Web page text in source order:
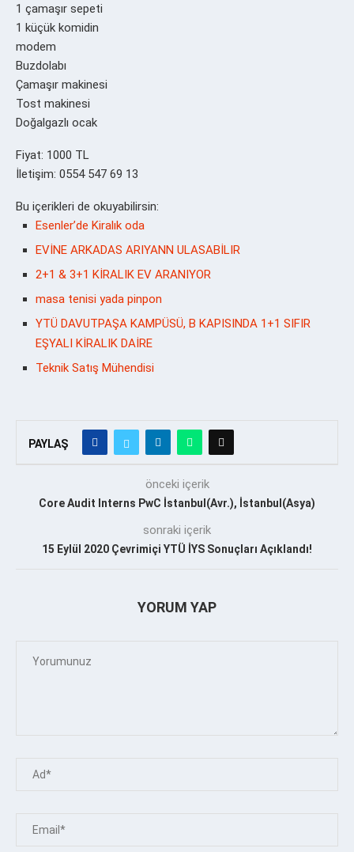
1 çamaşır sepeti
1 küçük komidin
modem
Buzdolabı
Çamaşır makinesi
Tost makinesi
Doğalgazlı ocak
Fiyat: 1000 TL
İletişim: 0554 547 69 13
Bu içerikleri de okuyabilirsin:
Esenler’de Kiralık oda
EVİNE ARKADAS ARIYANN ULASABİLIR
2+1 & 3+1 KİRALIK EV ARANIYOR
masa tenisi yada pinpon
YTÜ DAVUTPAŞA KAMPÜSÜ, B KAPISINDA 1+1 SIFIR
EŞYALI KİRALIK DAİRE
Teknik Satış Mühendisi
PAYLAŞ
önceki içerik
Core Audit Interns PwC İstanbul(Avr.), İstanbul(Asya)
sonraki içerik
15 Eylül 2020 Çevrimiçi YTÜ İYS Sonuçları Açıklandı!
YORUM YAP